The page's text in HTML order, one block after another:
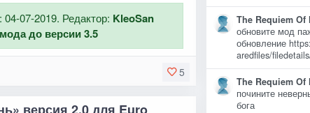
07-2019. Редактор: KleoSan
до версии 3.5
5
версия 2.0 для Euro
The Requiem Of
обновите мод
обновление
aredfiles/
The Requiem Of
почините
бога